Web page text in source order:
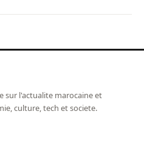
sur l'actualite marocaine et
culture, tech et societe.